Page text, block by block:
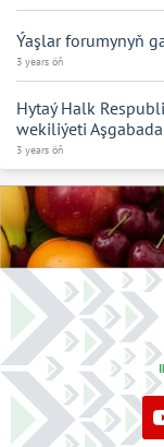
Ýaşlar forumynyň
3 years öň
Hytaý Halk
wekiliýeti
3 years öň